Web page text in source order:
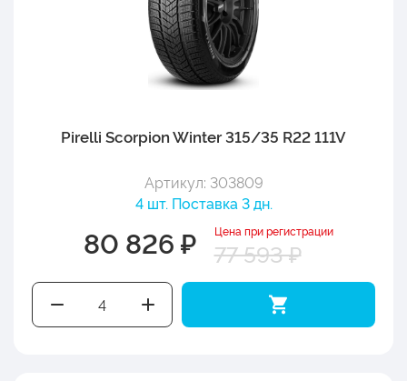
Pirelli Scorpion Winter 315/35 R22 111V
Артикул: 303809
4 шт. Поставка 3 дн.
80 826 ₽ Цена при регистрации
77 593 ₽